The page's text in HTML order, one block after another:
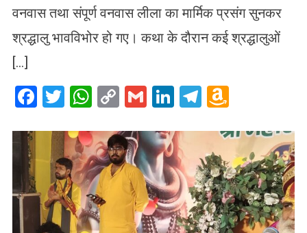
वनवास तथा संपूर्ण वनवास लीला का मार्मिक प्रसंग सुनकर
श्रद्धालु भावविभोर हो गए। कथा के दौरान कई श्रद्धालुओं
[…]
Facebook
Twitter
WhatsApp
CopyGmailLinkedIn
Telegram
List